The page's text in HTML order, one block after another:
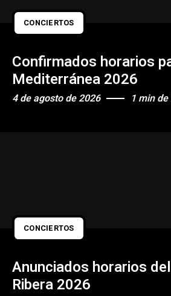
CONCIERTOS
Confirmados horarios
Mediterránea 2026
4 de agosto de 2026 1 min
CONCIERTOS
Anunciados horarios
Ribera 2026